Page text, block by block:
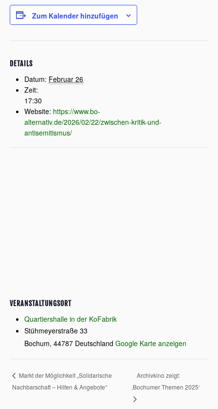
Zum Kalender hinzufügen
DETAILS
Datum: Februar 26
Zeit:
17:30
Website: https://www.bo-
alternativ.de/2026/02/22/zwischen-kritik-und-
antisemitismus/
VERANSTALTUNGSORT
Quartiershalle in der KoFabrik
Stühmeyerstraße 33
Bochum, 44787 Deutschland Google Karte anzeigen
Markt der Möglichkeit „Solidarische
Nachbarschaft – Hilfen & Angebote“
Archivkino zeigt:
‚Bochumer Themen 2025‘